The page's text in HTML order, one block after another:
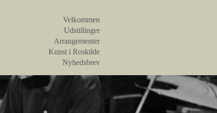
Velkommen
Udstillinger
Arrangementer
Kunst i Roskilde
Nyhedsbrev